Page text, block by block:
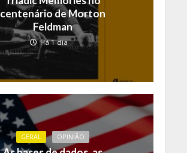
centenário de Morton
Feldman
Há 1 dia
GERAL OPINIÃO